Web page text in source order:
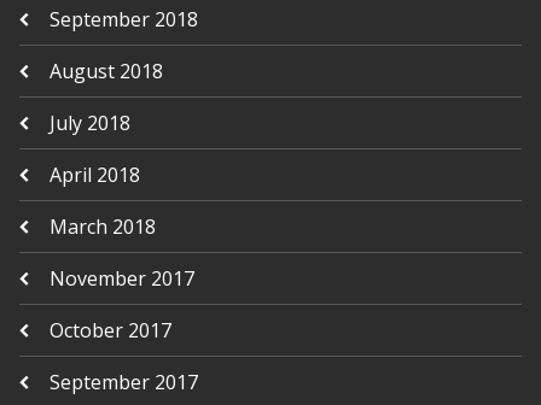
September 2018
August 2018
July 2018
April 2018
March 2018
November 2017
October 2017
September 2017